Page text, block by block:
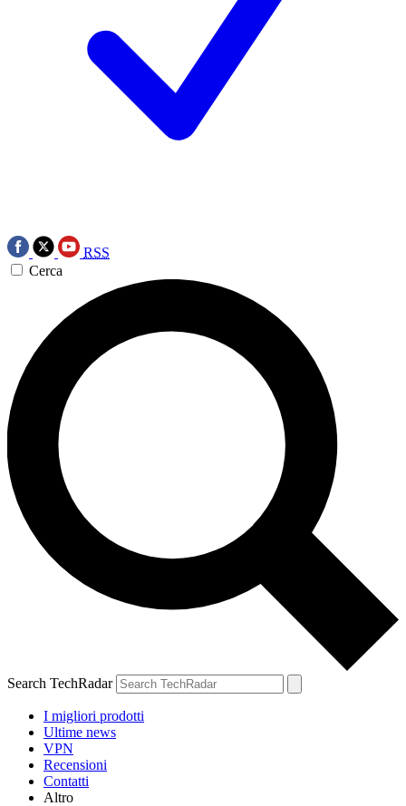
RSS
Cerca
Search TechRadar
I migliori prodotti
Ultime news
VPN
Recensioni
Contatti
Altro